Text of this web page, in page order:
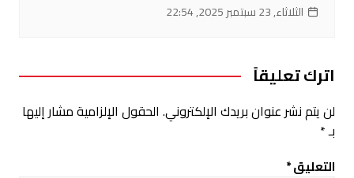
الثلاثاء, 23 سبتمبر 2025, 22:54
اترك تعليقاً
لن يتم نشر عنوان بريدك الإلكتروني. الحقول الإلزامية مشار إليها
بـ*
التعليق*